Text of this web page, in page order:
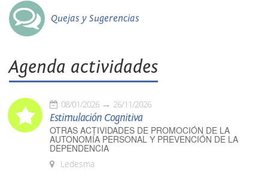
Quejas y Sugerencias
Agenda actividades
08/01/2026 26/11/2026
Estimulación Cognitiva
OTRAS ACTIVIDADES DE PROMOCIÓN DE LA
AUTONOMÍA PERSONAL Y PREVENCIÓN DE LA
DEPENDENCIA
Ledesma